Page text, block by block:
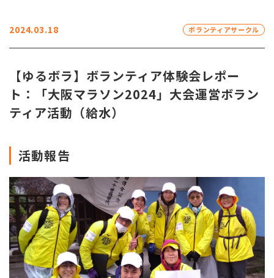
2024.03.18 ボランティアサークル
【ゆるボラ】ボランティア体験会レポー
ト：「大阪マラソン2024」大会運営ボラン
ティア活動（給水）
活動報告